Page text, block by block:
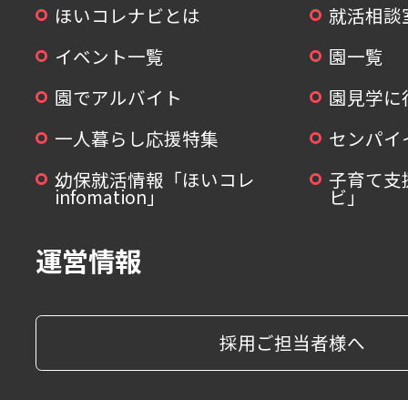
ほいコレナビとは
就活相談
イベント一覧
園一覧
園でアルバイト
園見学
一人暮らし応援特集
センパ
幼保就活情報「ほいコレ
infomation」
子育て支
ビ」
運営情報
採用ご担当者様へ